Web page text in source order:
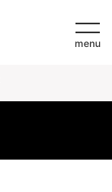
menu